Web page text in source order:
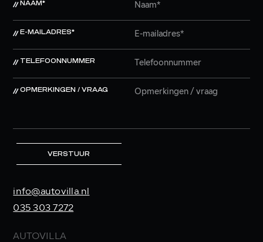
NAAM*
E-MAILADRES*
TELEFOONNUMMER
OPMERKINGEN / VRAAG
VERSTUUR
info@autovilla.nl
035 303 7272
AUTOVILLA